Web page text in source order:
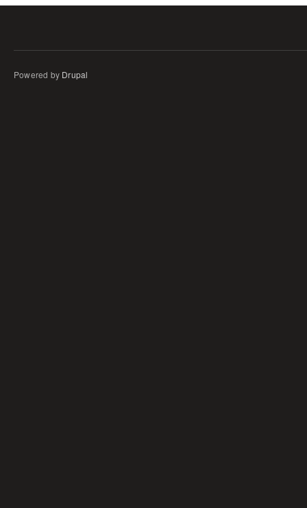
Powered by Drupal